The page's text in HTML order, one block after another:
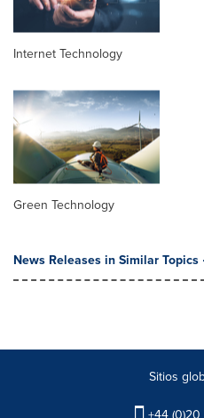
Internet Technology
Green Technology
News Releases in Similar Topics
Sitios